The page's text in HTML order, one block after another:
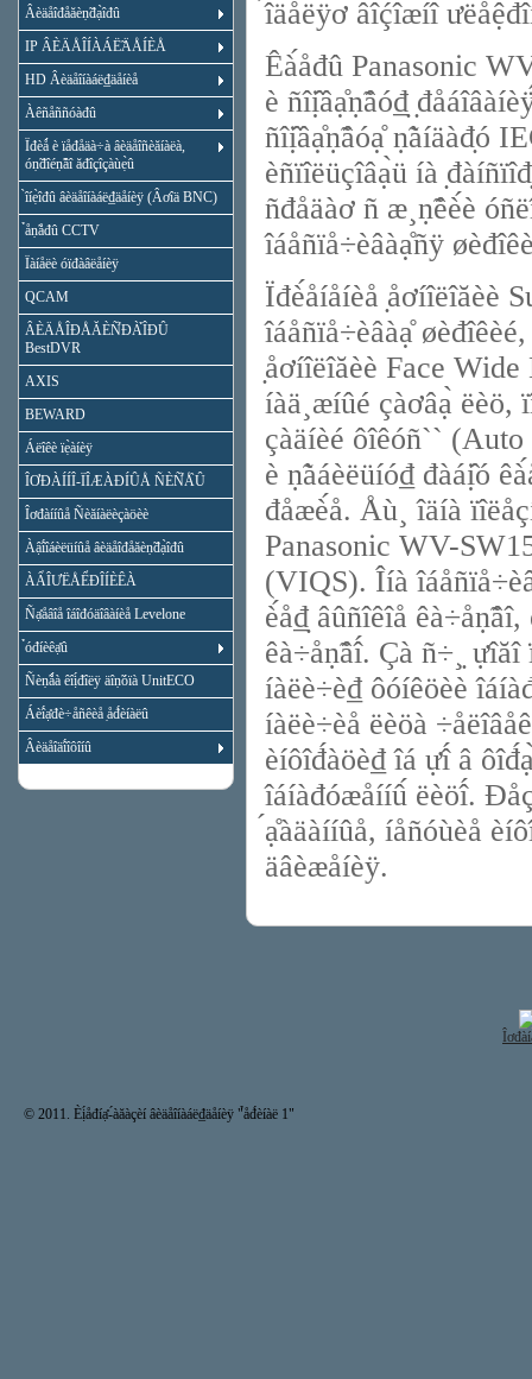
Âèäåîđåăèṇ̃đạ̀îđû
IP ÂÈÄÅÎÍÀÁË̃ÄÅÍÈÅ
HD Âèäåîíàáë₫äåíèå
Àêñåññóàđû
Ïđèǻ è ïåđåäà÷à âèäåîñèăíàëà,
óṇ̃đîéṇ̃âî ăđîçîçàùẹ̀û
̀îíẹ̀îđû âèäåîíàáë₫äåíèÿ (Âơîä BNC)
̉åṇ̃åđû CCTV
Ïàíåëè óïđàâëåíèÿ
QCAM
ÂÈÄÅÎĐÅĂÈÑ̉ĐÀ̉ÎĐÛ
BestDVR
AXIS
BEWARD
Áëîêè ïẹ̀àíèÿ
ÎƠĐÀÍÍÎ-ÏÎÆÀĐÍÛÅ ÑÈÑ̉Å̀Û
Îơđàííûå Ñèăíàëèçàöèè
Àậî́îáèëüíûå âèäåîđåăèṇ̃đạ̀îđû
ÀẨÎƯËÅỂĐÎÍÈÊÀ
Ñạ̊åâîå îáîđóäîâàíèå Levelone
̉óđíèêạ̊û
Ñèṇ̃ǻà êîị́đîëÿ äîṇ̃óïà UnitECO
Áèî́ạ̊đè÷åñêèå ̣åđ́èíàëû
Âèäåîäî́îôîíû
́îäåëÿơ âîḉîæíî
Êà́åđû Panasonic
è ñîị̂âạ̊ṇ̃âó₫̣
ñîị̂âạ̊ṇ̃âóạ̊ ṇ̃àíäàđ̣ó
èñïîëüçîâạ̀ü íà
ñđåäàơ ñ æ¸ṇ̃êè́è
îáåñïå÷èâàạ̊ñÿ
Ïđè́åíåíèå ̣åơíîëîăèè
îáåñïå÷èâàạ̊
̣åơíîëîăèè Face
íàä¸æíûé çàơâạ̀ ëèö,
çàäíèé ôîêóñ`` (Auto
è ṇ̃àáèëüíó₫ đàáị̂ó
đåæè́å. Åù¸ îäíà
Panasonic WV-
(VIQS). Îíà
è́å₫̣ âûñîêîå
êà÷åṇ̃âî́. Çà ñ÷¸̣
íàëè÷è₫ ôóíêöèè
íàëè÷èå ëèöà
èíôîđ́àöè₫ îá ựî́ â
îáíàđóæåííû́ ëèöî́.
́ạ̊àäàííûå, íåñóùèå
äâèæåíèÿ.
© 2011. Èị́åđíạ̊-́àăàçèí âèäåîíàáë₫äåíèÿ "̉åđ́èíàë 1"